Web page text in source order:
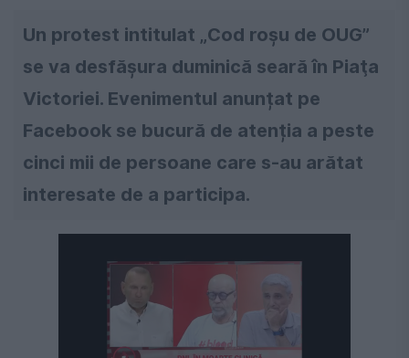
Un protest intitulat „Cod roşu de OUG”
se va desfășura duminică seară în Piaţa
Victoriei. Evenimentul anunțat pe
Facebook se bucură de atenția a peste
cinci mii de persoane care s-au arătat
interesate de a participa.